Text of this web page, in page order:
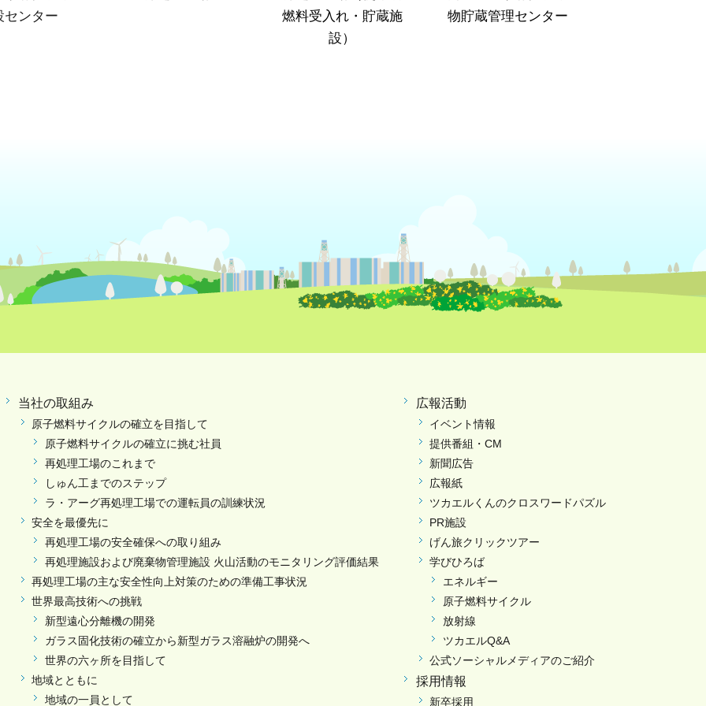
センター
燃料受入れ・貯蔵施
設）
物貯蔵管理センター
当社の取組み
原子燃料サイクルの確立を目指して
原子燃料サイクルの確立に挑む社員
再処理工場のこれまで
しゅん工までのステップ
ラ・アーグ再処理工場での運転員の訓練状況
安全を最優先に
再処理工場の安全確保への取り組み
再処理施設および廃棄物管理施設 火山活動のモニタリング評価結果
再処理工場の主な安全性向上対策のための準備工事状況
世界最高技術への挑戦
新型遠心分離機の開発
ガラス固化技術の確立から新型ガラス溶融炉の開発へ
世界の六ヶ所を目指して
地域とともに
地域の一員として
広報活動
イベント情報
提供番組・CM
新聞広告
広報紙
ツカエルくんのクロスワードパズル
PR施設
げん旅クリックツアー
学びひろば
エネルギー
原子燃料サイクル
放射線
ツカエルQ&A
公式ソーシャルメディアのご紹介
採用情報
新卒採用